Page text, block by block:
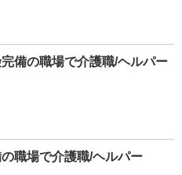
備の職場で介護職/ヘルパー
職場で介護職/ヘルパー